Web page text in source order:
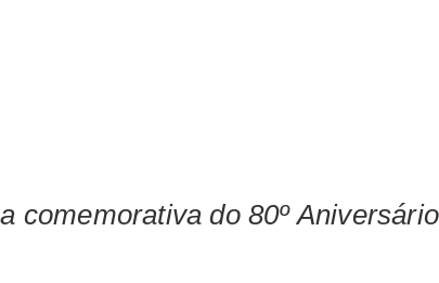
comemorativa do 80º Aniversário